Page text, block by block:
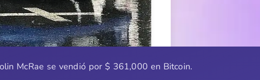
McRae se vendió por $ 361,000 en Bitcoin.